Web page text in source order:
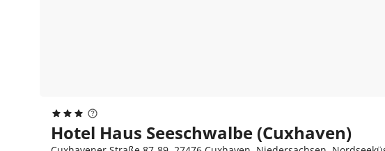
Hotel Haus Seeschwalbe (Cuxhaven)